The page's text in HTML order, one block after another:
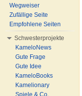
Wegweiser
Zufällige Seite
Empfohlene Seiten
Schwesterprojekte
KameloNews
Gute Frage
Gute Idee
KameloBooks
Kamelionary
Spiele & Co.